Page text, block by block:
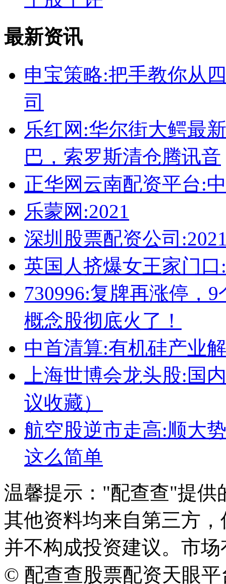
最新资讯
申宝策略:把手教你从
司
乐红网:华尔街大鳄最
巴，索罗斯清仓腾讯音
正华网云南配资平台:
乐蒙网:2021
深圳股票配资公司
英国人挤爆女王家门
730996:复牌再涨停，
概念股彻底火了！
中首清算:有机硅产业
上海世博会龙头股:国
议收藏）
航空股逆市走高:顺大
这么简单
温馨提示："配查查"提供
其他资料均来自第三方
并不构成投资建议。市
© 配查查股票配资天眼平